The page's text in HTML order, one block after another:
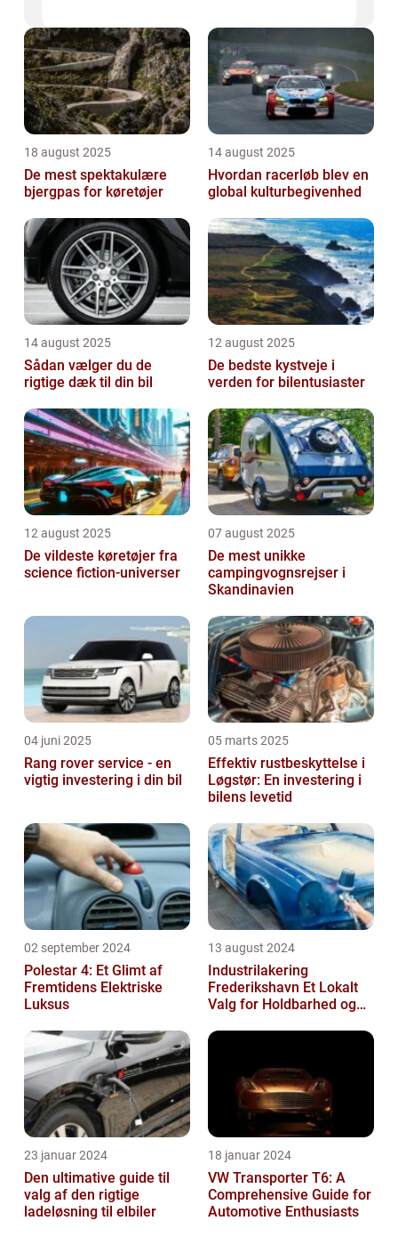
18 august 2025
De mest spektakulære
bjergpas for køretøjer
14 august 2025
Hvordan racerløb blev en
global kulturbegivenhed
14 august 2025
Sådan vælger du de
rigtige dæk til din bil
12 august 2025
De bedste kystveje i
verden for bilentusiaster
12 august 2025
De vildeste køretøjer fra
science fiction-universer
07 august 2025
De mest unikke
campingvognsrejser i
Skandinavien
04 juni 2025
Rang rover service - en
vigtig investering i din bil
05 marts 2025
Effektiv rustbeskyttelse i
Løgstør: En investering i
bilens levetid
02 september 2024
Polestar 4: Et Glimt af
Fremtidens Elektriske
Luksus
13 august 2024
Industrilakering
Frederikshavn Et Lokalt
Valg for Holdbarhed og
23 januar 2024
Den ultimative guide til
valg af den rigtige
ladeløsning til elbiler
18 januar 2024
VW Transporter T6: A
Comprehensive Guide for
Automotive Enthusiasts